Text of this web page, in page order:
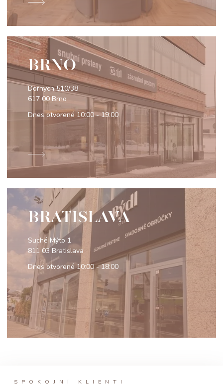
BRNO
Dornych 510/38
617 00 Brno
Dnes otvorené 10:00 - 19:00
BRATISLAVA
Suché Mýto 1
811 03 Bratislava
Dnes otvorené10:00 - 18:00
SPOKOJNÍ KLIENTI